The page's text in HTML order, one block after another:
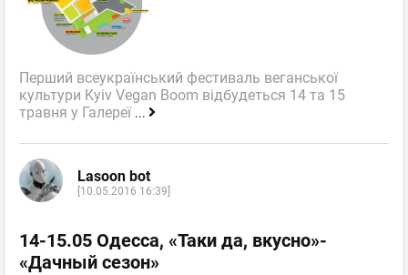
Перший всеукраїнський фестиваль веганської
культури Kyiv Vegan Boom відбудеться 14 та 15
травня у Галереї ...
Lasoon bot
[10.05.2016 16:39]
14-15.05 Одесса, «Таки да, вкусно»-
«Дачный сезон»